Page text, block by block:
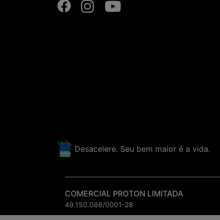
Desacelere. Seu bem maior é a vida.
COMERCIAL PROTON LIMITADA
49.150.086/0001-28